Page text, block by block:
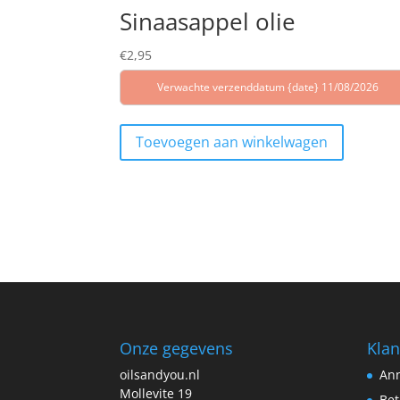
Sinaasappel olie
€2,95
Verwachte verzenddatum {date} 11/08/2026
Toevoegen aan winkelwagen
Onze gegevens
oilsandyou.nl
Mollevite 19